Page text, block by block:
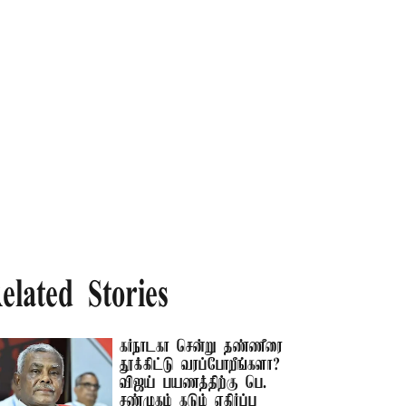
Stories
கர்நாடகா சென்று தண்ணீரை
தூக்கிட்டு வரப்போறீங்களா? –
விஜய் பயணத்திற்கு பெ.
சண்முகம் கடும் எதிர்ப்பு